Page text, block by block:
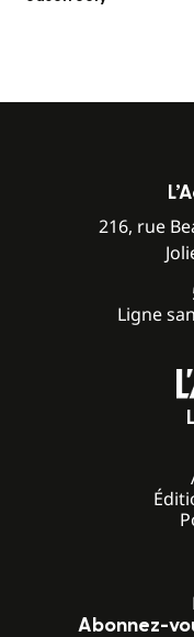
216, rue
Ligne
Abonnez-